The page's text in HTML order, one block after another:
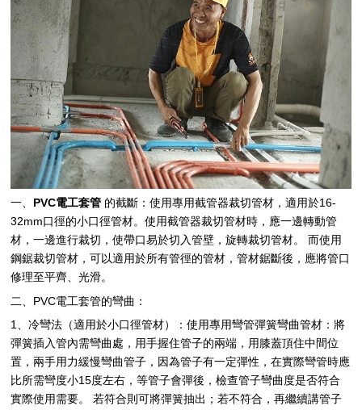
一、 PVC電工套管 的截斷：使用專用截管器裁切管材，適用於16-
32mm口徑的小口徑管材。使用截管器裁切管材時，應一邊轉動管
材，一邊進行裁切，使帶口易於切入管壁，旋轉裁切管材。 而使用
鋼鋸裁切管材，可以適用於所有管徑的管材，管材鋸斷後，應將管口
修理至平齊、光滑。
二、PVC電工套管的彎曲：
1、冷彎法（適用於小口徑管材）：使用專用彎管彈簧彎曲管材：將
彈簧插入管內需彎曲處，用手握住管子的兩端，用膝蓋頂住中間位
置，兩手用力緩慢彎曲管子，因為管子有一定彈性，在實際彎管時應
比所需彎度小15度左右，等管子會彈後，檢查管子彎曲度是否符合
實際使用需要。 若符合則可將彈簧抽出；若不符合，再繼續講管子